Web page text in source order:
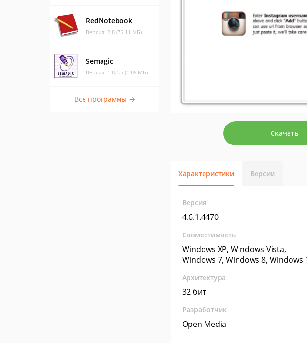
RedNotebook
Версия: 2.8 (75.11 МБ)
Semagic
Версия: 1.8.1.5 (1.89 МБ)
Все программы →
Скачать
Характеристики Версии
Версия
4.6.1.4470
Совместимость
Windows XP, Windows Vista,
Windows 7, Windows 8, Windows
Архитектура
32 бит
Разработчик
Open Media